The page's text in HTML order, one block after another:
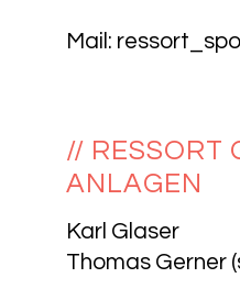
Mail:
// RESSORT
ANLAGEN
Karl Glaser
Thomas Gerner